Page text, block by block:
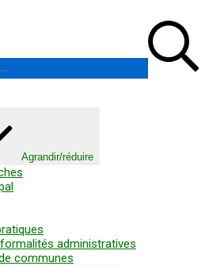
Agrandir/réduire
administratives
communes